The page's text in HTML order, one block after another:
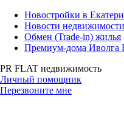
Новостройки в
Новости недвижимости
Обмен (Trade-in) жилья
Премиум-дома Иволга
PR FLAT недвижимость
Личный помощник
Перезвоните мне